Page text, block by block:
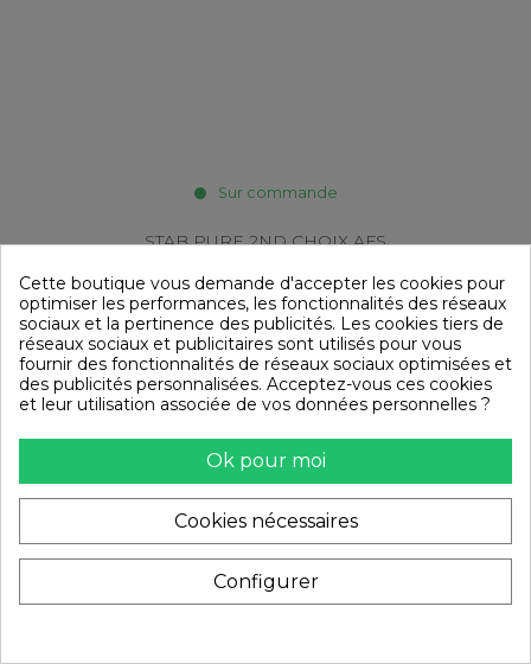
Sur commande
STAB PURE 2ND CHOIX AFS
229,00 € 199,00 €
ATTENTION, MATÉRIEL 2ND CHOIX (pouvant
présenter de légers défauts d'aspect, n'altérant pas
les performances) GRADE A - voir ci-dessous...
Panier
Affichage 1-21 de 21 article(s)
Cette boutique vous demande d'accepter les cookies pour
optimiser les performances, les fonctionnalités des réseaux
sociaux et la pertinence des publicités. Les cookies tiers de
réseaux sociaux et publicitaires sont utilisés pour vous
fournir des fonctionnalités de réseaux sociaux optimisées et
des publicités personnalisées. Acceptez-vous ces cookies
et leur utilisation associée de vos données personnelles ?
Ok pour moi
Cookies nécessaires
Configurer